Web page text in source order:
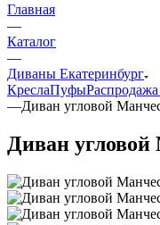
Главная
—
Каталог
—
Диваны Екатеринбург
КреслаПуфыРаспродажа
—Диван угловой
Диван